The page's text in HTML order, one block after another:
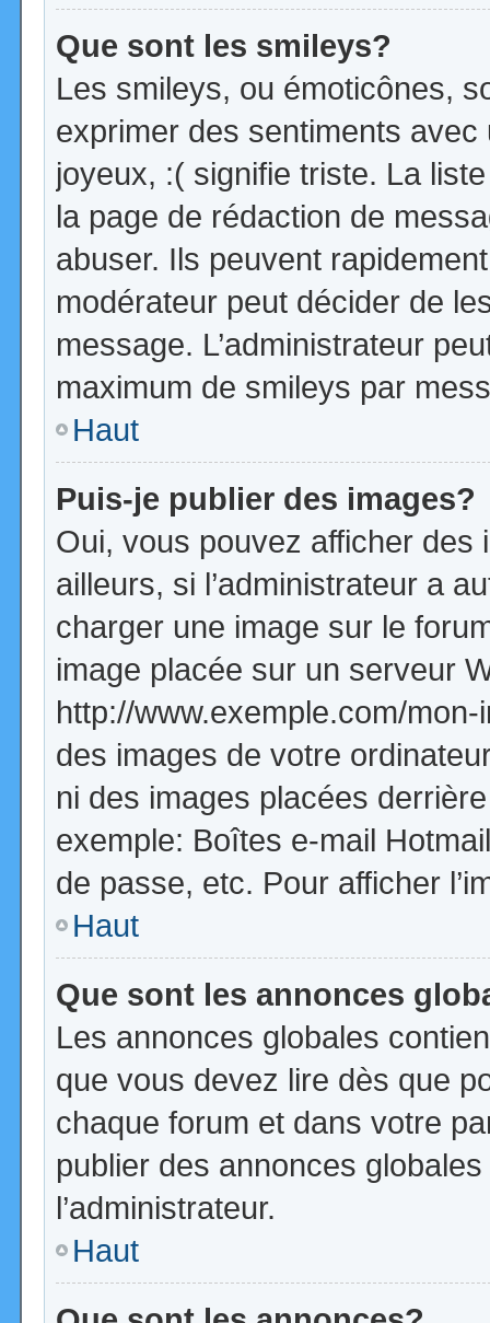
Que sont les smileys?
Les smileys, ou émoticônes,
exprimer des sentiments
joyeux, :( signifie triste. La
la page de rédaction de
abuser. Ils peuvent
modérateur peut décider de
message. L’administrateur
maximum de smileys par
Haut
Puis-je publier des images?
Oui, vous pouvez afficher
ailleurs, si l’administrateur a
charger une image sur le
image placée sur un serveur
http://www.exemple.com/
des images de votre
ni des images placées
exemple: Boîtes e-mail
de passe, etc. Pour afficher
Haut
Que sont les annonces
Les annonces globales
que vous devez lire dès que
chaque forum et dans votre
publier des annonces
l’administrateur.
Haut